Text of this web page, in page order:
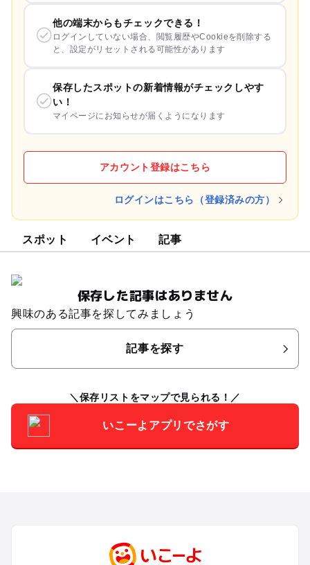
他の端末からもチェックできる！
ログインしていない場合、閲覧履歴やCookieを削除する
と、設定がリセットされる可能性があります
保存したスポットの新着情報がチェックしやす
い！
マイページにお知らせが届くようになります
アカウント登録はこちら
ログインはこちら（登録済みの方）
スポット イベント 記事
保存した記事はありません
興味のある記事を探してみましょう
記事を探す
保存リストをマップで見られる！
いこーよアプリでさがす